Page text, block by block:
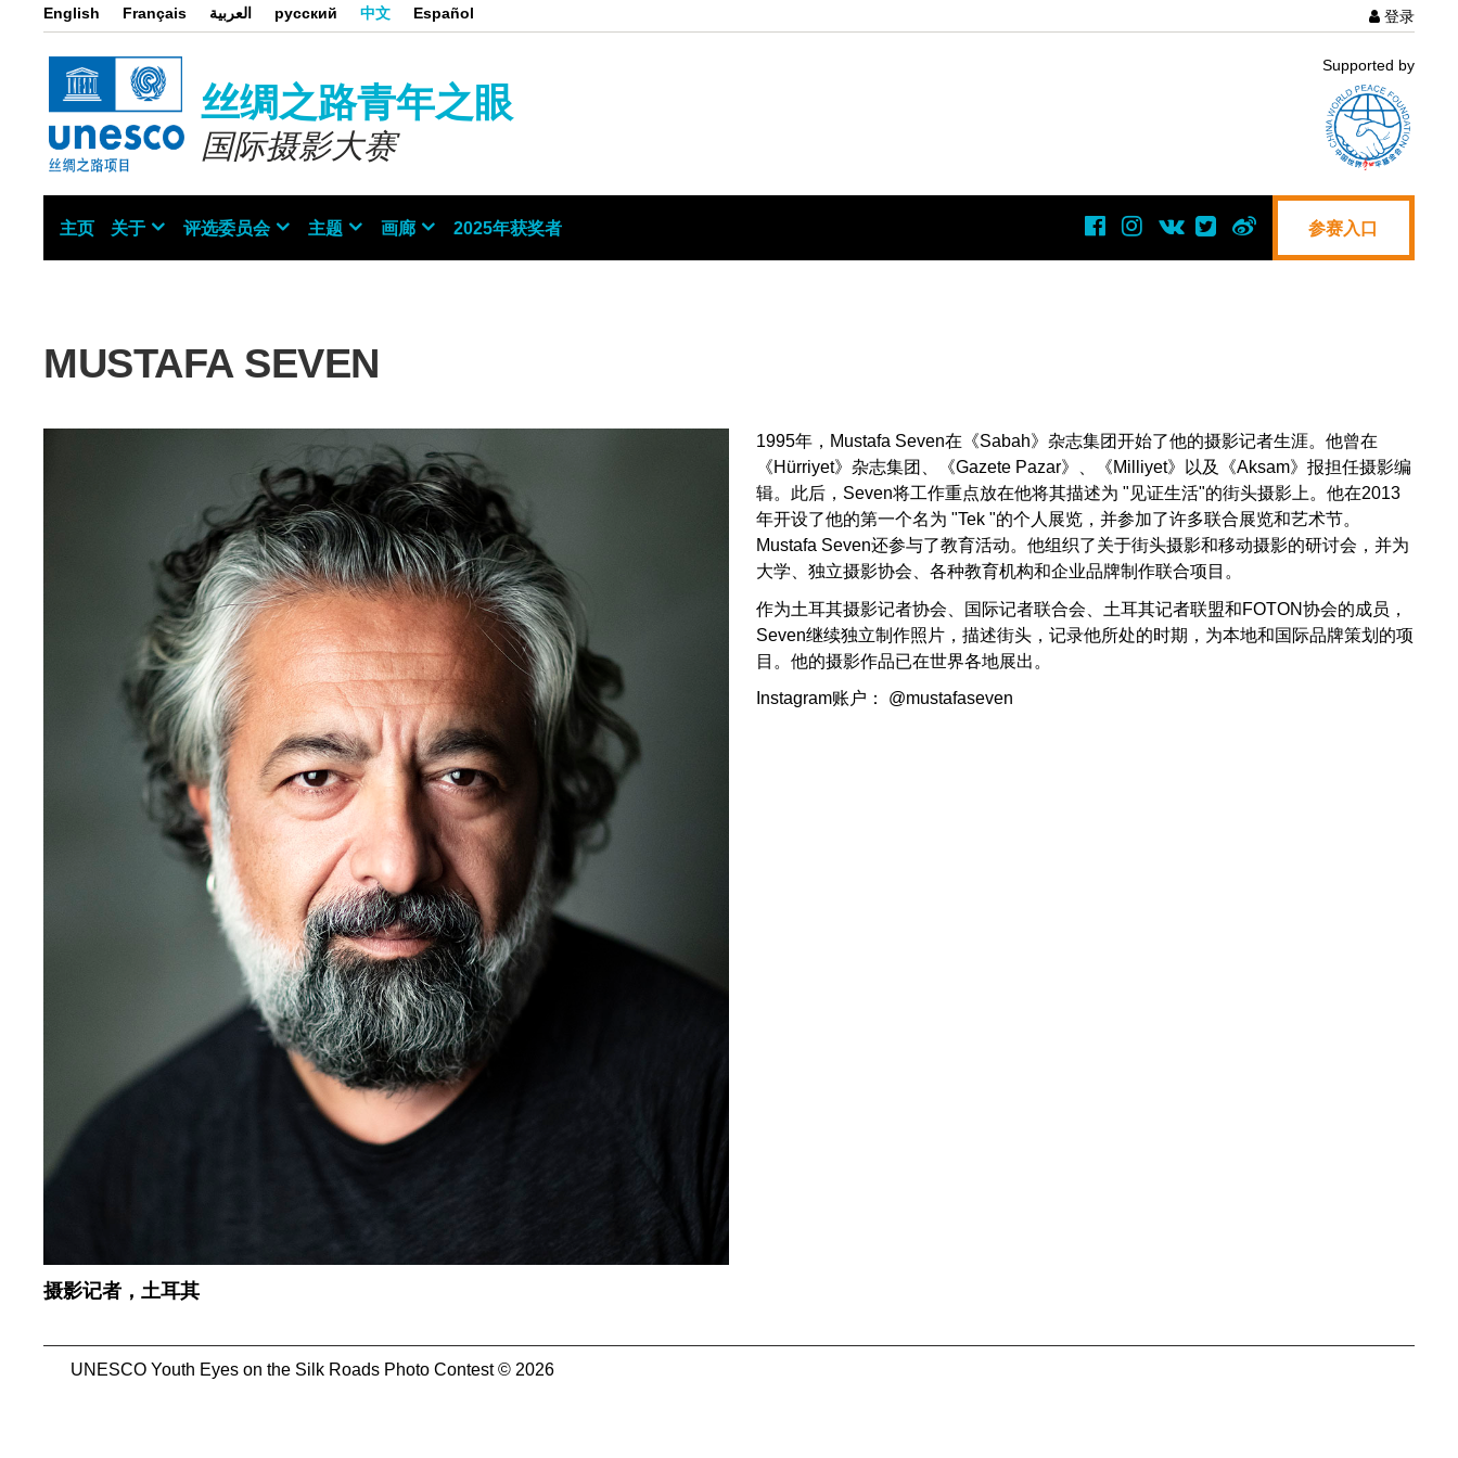
English Français العربية русский 中文 Español
User
登录
丝绸之路青年之眼
国际摄影大赛
Supported by
Main
主页 关于 评选委员会 主题 画廊 2025年获奖者 参赛入口
MUSTAFA SEVEN
摄影记者，土耳其
1995年，Mustafa Seven在《Sabah》杂志集团开始了他的摄影记者生涯。他曾在
《Hürriyet》杂志集团、《Gazete Pazar》、《Milliyet》以及《Aksam》报担任摄影编
辑。此后，Seven将工作重点放在他将其描述为 "见证生活"的街头摄影上。他在2013
年开设了他的第一个名为 "Tek "的个人展览，并参加了许多联合展览和艺术节。
Mustafa Seven还参与了教育活动。他组织了关于街头摄影和移动摄影的研讨会，并为
大学、独立摄影协会、各种教育机构和企业品牌制作联合项目。
作为土耳其摄影记者协会、国际记者联合会、土耳其记者联盟和FOTON协会的成员，
Seven继续独立制作照片，描述街头，记录他所处的时期，为本地和国际品牌策划的项
目。他的摄影作品已在世界各地展出。
Instagram账户： @mustafaseven
UNESCO Youth Eyes on the Silk Roads Photo Contest © 2026